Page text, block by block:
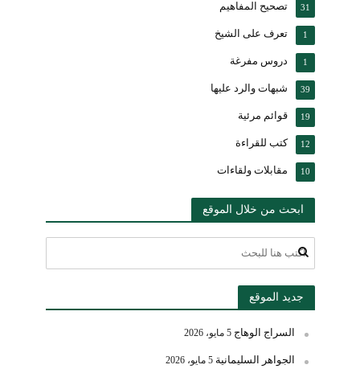
تصحيح المفاهيم 31
تعرف على الشيخ 1
دروس مفرغة 1
شبهات والرد عليها 39
قوائم مرئية 19
كتب للقراءة 12
مقابلات ولقاءات 10
ابحث من خلال الموقع
جديد الموقع
السراج الوهاج 5 مايو، 2026
الجواهر السليمانية 5 مايو، 2026